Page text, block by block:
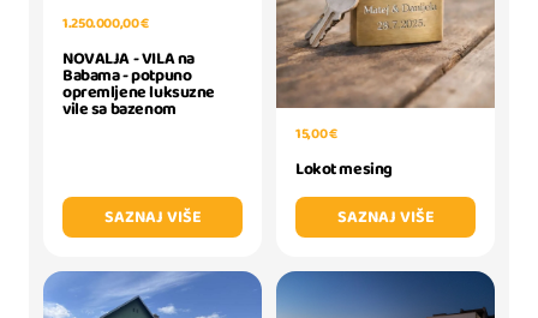
1.250.000,00 €
NOVALJA - VILA na
Babama - potpuno
opremljene luksuzne
vile sa bazenom
SAZNAJ VIŠE
15,00 €
Lokot mesing
SAZNAJ VIŠE